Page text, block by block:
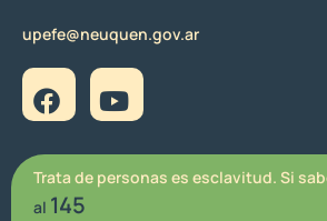
upefe@neuquen.gov.ar
Trata de personas es esclavitud. Si
al 145